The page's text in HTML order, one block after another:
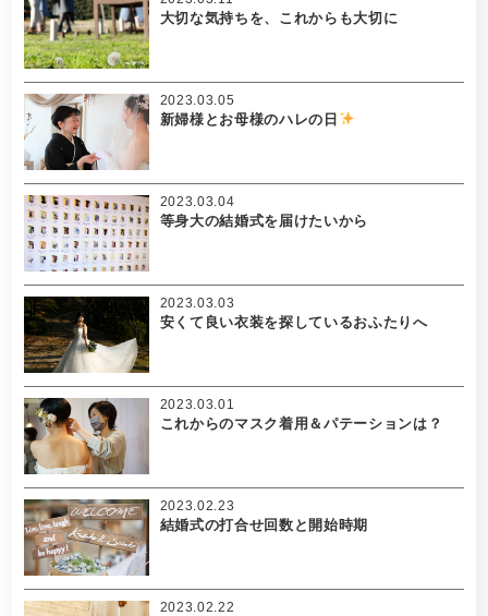
大切な気持ちを、これからも大切に
新婦様とお母様のハレの日
2023.03.05
等身大の結婚式を届けたいから
2023.03.04
安くて良い衣装を探しているおふたりへ
2023.03.03
これからのマスク着用＆パテーションは？
2023.03.01
結婚式の打合せ回数と開始時期
2023.02.23
2023.02.22